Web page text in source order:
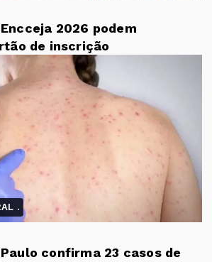
2026 podem
de inscrição
.
confirma 23 casos de